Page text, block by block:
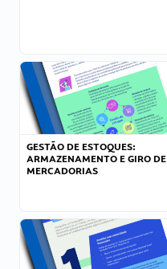
GESTÃO DE ESTOQUES:
ARMAZENAMENTO E GIRO DE
MERCADORIAS